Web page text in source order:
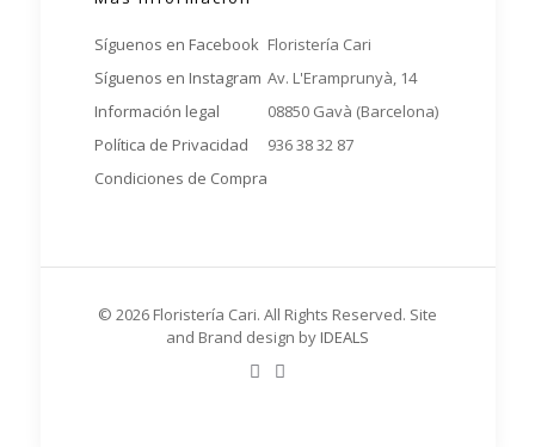
Síguenos en Facebook
Síguenos en Instagram
Información legal
Política de Privacidad
Condiciones de Compra
Floristería Cari
Av. L'Eramprunyà, 14
08850 Gavà (Barcelona)
936 38 32 87
© 2026 Floristería Cari. All Rights Reserved. Site
and Brand design by IDEALS